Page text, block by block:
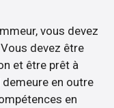
vous devez
devez être
et être prêt à
en outre
en